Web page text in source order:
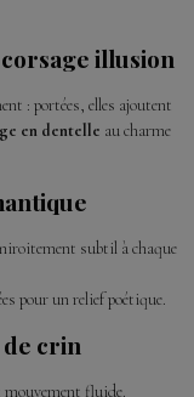
illusion
: portées, elles ajoutent
en dentelle au charme
subtil à chaque
pour un relief poétique.
crin
mouvement fluide.